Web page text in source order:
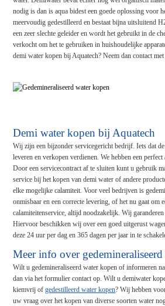
nodig is dan is aqua bidest een goede oplossing voor
meervoudig gedestilleerd en bestaat bijna uitsluitend
een zeer slechte geleider en wordt het gebruikt in de
verkocht om het te gebruiken in huishoudelijke
demi water kopen bij Aquatech? Neem dan contact
Demi water kopen bij Aquatech
Wij zijn een bijzonder servicegericht bedrijf. Iets dat
leveren en verkopen verdienen. We hebben een
Door een servicecontract af te sluiten kunt u gebruik
service bij het kopen van demi water of andere
elke mogelijke calamiteit. Voor veel bedrijven is
onmisbaar en een correcte levering, of het nu gaat om
calamiteitenservice, altijd noodzakelijk. Wij
Hiervoor beschikken wij over een goed uitgerust
deze 24 uur per dag en 365 dagen per jaar in te
Meer info over
Wilt u gedemineraliseerd water kopen of informeren
dan via het formulier contact op. Wilt u demiwater
kiemvrij ofgedestilleerd water kopen? Wij hebben
uw vraag over het kopen van diverse soorten water